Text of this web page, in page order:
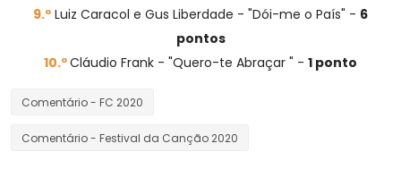
9.º Luiz Caracol e Gus Liberdade - "Dói-me o País" - 6
pontos
10.ºCláudio Frank - "Quero-te Abraçar " - 1 ponto
Comentário - FC 2020
Comentário - Festival da Canção 2020